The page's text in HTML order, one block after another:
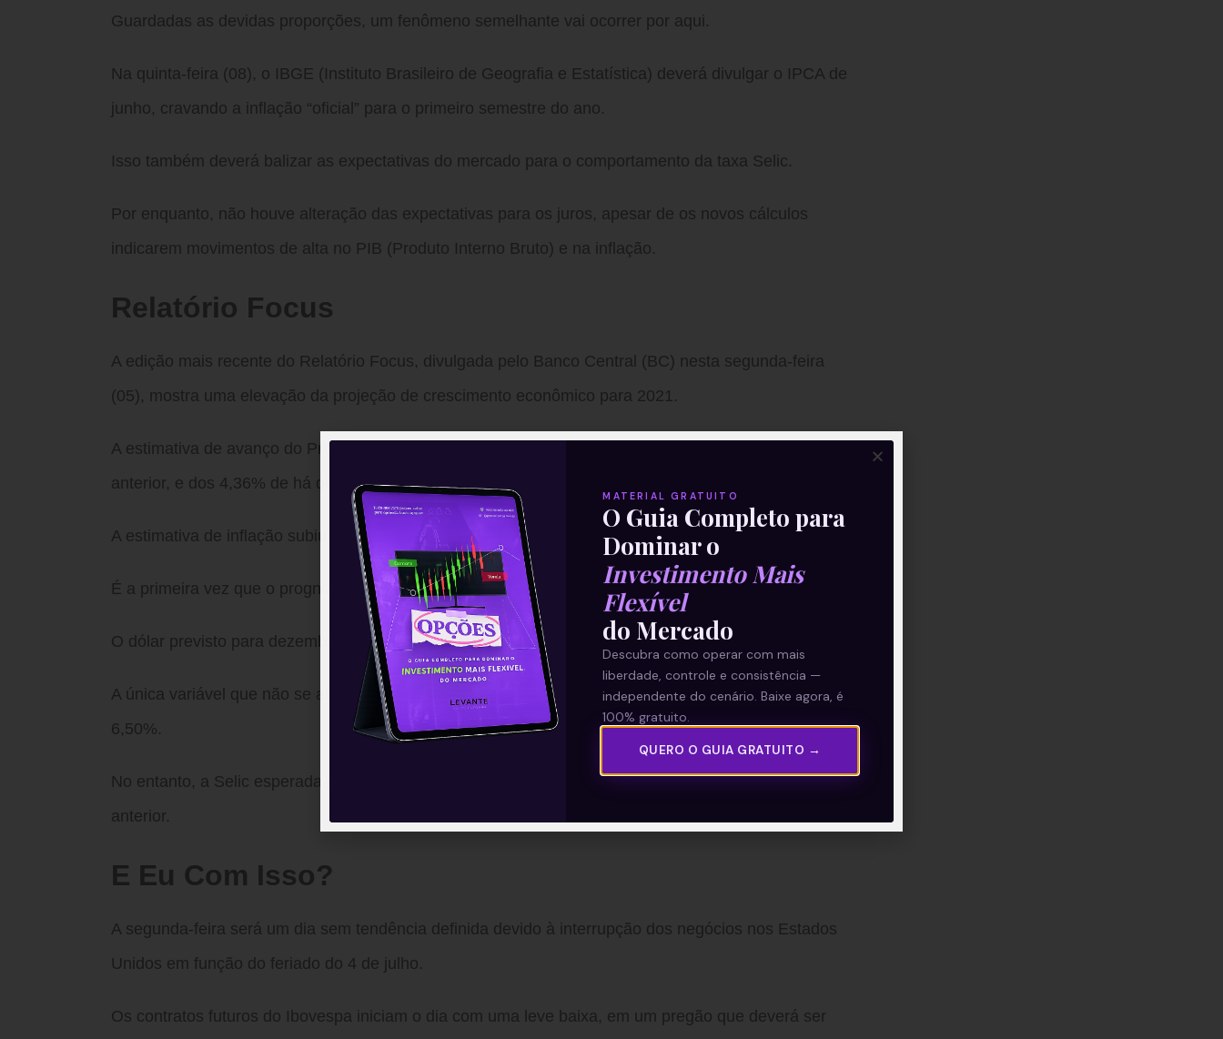
Guardadas as devidas proporções, um fenômeno semelhante vai ocorrer por aqui.
Na quinta-feira (08), o IBGE (Instituto Brasileiro de Geografia e Estatística) deverá divulgar o IPCA de
junho, cravando a inflação “oficial” para o primeiro semestre do ano.
Isso também deverá balizar as expectativas do mercado para o comportamento da taxa Selic.
Por enquanto, não houve alteração das expectativas para os juros, apesar de os novos cálculos
indicarem movimentos de alta no PIB (Produto Interno Bruto) e na inflação.
Relatório Focus
A edição mais recente do Relatório Focus, divulgada pelo Banco Central (BC) nesta segunda-feira
(05), mostra uma elevação da projeção de crescimento econômico para 2021.
A estimativa de avanço do Produto Interno Bruto avançou para 5,18% ante os 5,05% da semana
anterior, e dos 4,36% de há quatro semanas.
A estimativa de inflação subiu para 6,07% ante 5,97% da semana anterior.
É a primeira vez que o prognóstico está acima dos 6% desde 2019.
O dólar previsto para dezembro recuou para R$ 5,04 ante os R$ 5,10 da pesquisa anterior.
A única variável que não se alterou foi a estimativa para a taxa Selic de dezembro, que permanece em
6,50%.
No entanto, a Selic esperada para dezembro de 2022 subiu para 6,75%, ante os 6,50% da edição
anterior.
E Eu Com Isso?
A segunda-feira será um dia sem tendência definida devido à interrupção dos negócios nos Estados
Unidos em função do feriado do 4 de julho.
Os contratos futuros do Ibovespa iniciam o dia com uma leve baixa, em um pregão que deverá ser
MATERIAL GRATUITO
O Guia Completo para
Dominar o
Investimento Mais
Flexível
do Mercado
Descubra como operar com mais
liberdade, controle e consistência —
independente do cenário. Baixe agora, é
100% gratuito.
QUERO O GUIA GRATUITO →